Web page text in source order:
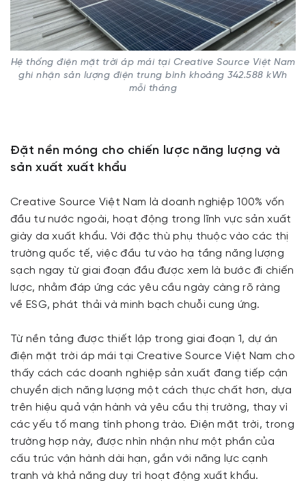
Hệ thống điện mặt trời áp mái tại Creative Source Việt Nam
ghi nhận sản lượng điện trung bình khoảng 342.588 kWh
mỗi tháng
Đặt nền móng cho chiến lược năng lượng và
sản xuất xuất khẩu
Creative Source Việt Nam là doanh nghiệp 100% vốn
đầu tư nước ngoài, hoạt động trong lĩnh vực sản xuất
giày da xuất khẩu. Với đặc thù phụ thuộc vào các thị
trường quốc tế, việc đầu tư vào hạ tầng năng lượng
sạch ngay từ giai đoạn đầu được xem là bước đi chiến
lược, nhằm đáp ứng các yêu cầu ngày càng rõ ràng
về ESG, phát thải và minh bạch chuỗi cung ứng.
Từ nền tảng được thiết lập trong giai đoạn 1, dự án
điện mặt trời áp mái tại Creative Source Việt Nam cho
thấy cách các doanh nghiệp sản xuất đang tiếp cận
chuyển dịch năng lượng một cách thực chất hơn, dựa
trên hiệu quả vận hành và yêu cầu thị trường, thay vì
các yếu tố mang tính phong trào. Điện mặt trời, trong
trường hợp này, được nhìn nhận như một phần của
cấu trúc vận hành dài hạn, gắn với năng lực cạnh
tranh và khả năng duy trì hoạt động xuất khẩu.